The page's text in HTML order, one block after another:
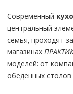
Современный
центральный
семья, проходят
магазинах ПРАКТИК
моделей: от
обеденных